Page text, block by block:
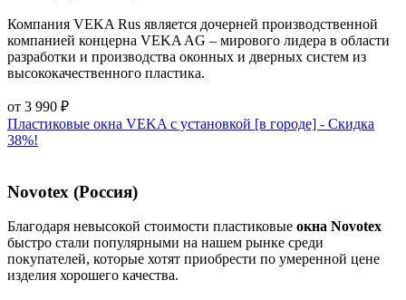
Компания VEKA Rus является дочерней производственной
компанией концерна VEKA AG – мирового лидера в области
разработки и производства оконных и дверных систем из
высококачественного пластика.
от 3 990 ₽
Пластиковые окна VEKA с установкой [в городе] - Cкидка
38%!
Novotex (Россия)
Благодаря невысокой стоимости пластиковые окна Novotex
быстро стали популярными на нашем рынке среди
покупателей, которые хотят приобрести по умеренной цене
изделия хорошего качества.